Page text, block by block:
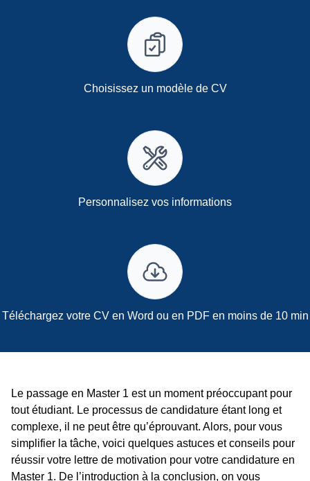
Choisissez un modèle de CV
Personnalisez vos informations
Téléchargez votre CV en Word ou en PDF en moins de 10 min
Le passage en Master 1 est un moment préoccupant pour
tout étudiant. Le processus de candidature étant long et
complexe, il ne peut être qu’éprouvant. Alors, pour vous
simplifier la tâche, voici quelques astuces et conseils pour
réussir votre lettre de motivation pour votre candidature en
Master 1. De l’introduction à la conclusion, on vous